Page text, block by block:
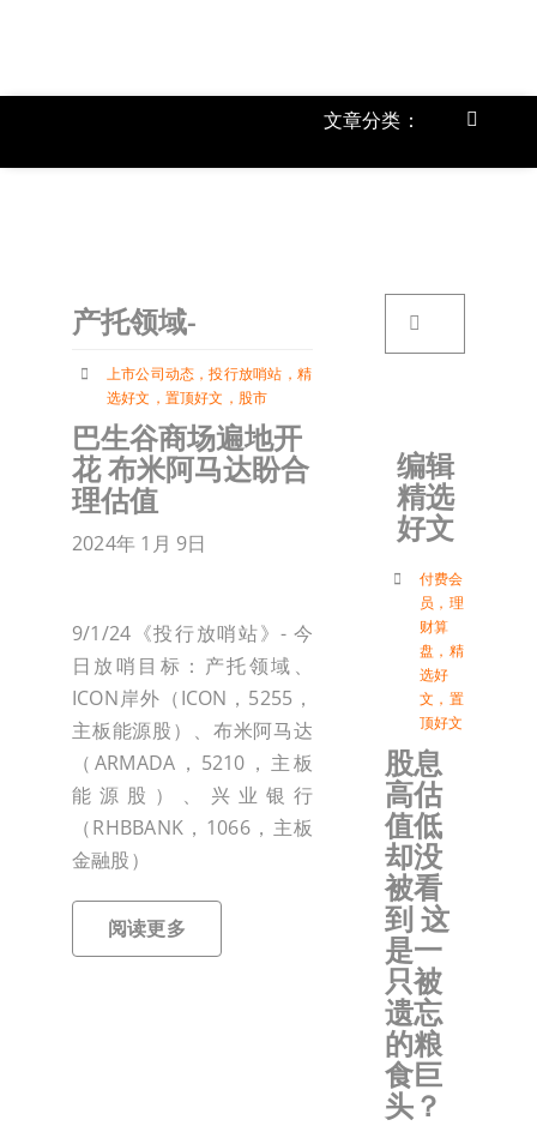
文章分类：
Toggle
产托领域-
上市公司动态 ，投行放哨站 ， 精
选好文 ， 置顶好文 ， 股市
巴生谷商场遍地开
花 布米阿马达盼合
理估值
2024年 1月 9日
9/1/24《投行放哨站》- 今
日放哨目标：产托领域、
ICON岸外（ICON，5255，
主板能源股）、布米阿马达
（ARMADA，5210，主板
能源股）、兴业银行
（RHBBANK，1066，主板
金融股）
阅读更多
编辑
精选
好文
付费会
员 ， 理
财算
盘 ， 精
选好
文 ， 置
顶好文
股息
高估
值低
却没
被看
到 这
是一
只被
遗忘
的粮
食巨
头？